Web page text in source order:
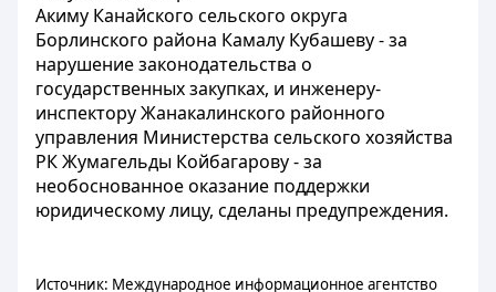
Акиму Канайского сельского округа
Борлинского района Камалу Кубашеву - за
нарушение законодательства о
государственных закупках, и инженеру-
инспектору Жанакалинского районного
управления Министерства сельского хозяйства
РК Жумагельды Койбагарову - за
необоснованное оказание поддержки
юридическому лицу, сделаны предупреждения.
Источник: Международное информационное агентство